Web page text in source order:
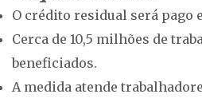
O crédito residual será pago
Cerca de 10,5 milhões de
beneficiados.
A medida atende